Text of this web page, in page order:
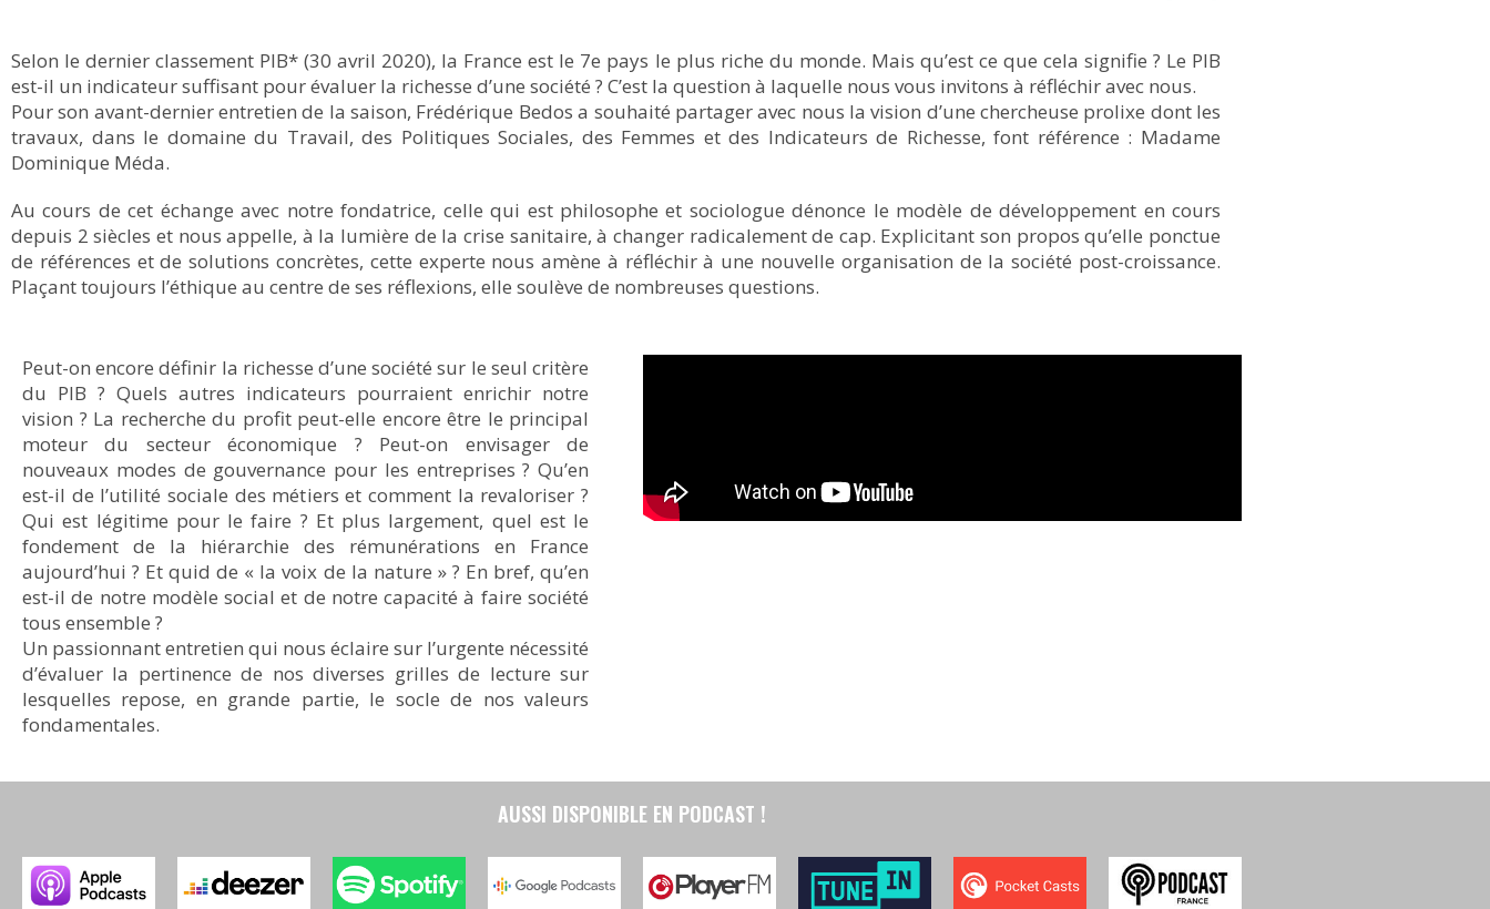
Selon le dernier classement PIB* (30 avril 2020), la France est le 7e pays le plus riche du monde. Mais qu’est ce que cela signifie ? Le PIB
est-il un indicateur suffisant pour évaluer la richesse d’une société ? C’est la question à laquelle nous vous invitons à réfléchir avec nous.
Pour son avant-dernier entretien de la saison, Frédérique Bedos a souhaité partager avec nous la vision d’une chercheuse prolixe dont les
travaux, dans le domaine du Travail, des Politiques Sociales, des Femmes et des Indicateurs de Richesse, font référence : Madame
Dominique Méda.
Au cours de cet échange avec notre fondatrice, celle qui est philosophe et sociologue dénonce le modèle de développement en cours
depuis 2 siècles et nous appelle, à la lumière de la crise sanitaire, à changer radicalement de cap. Explicitant son propos qu’elle ponctue
de références et de solutions concrètes, cette experte nous amène à réfléchir à une nouvelle organisation de la société post-croissance.
Plaçant toujours l’éthique au centre de ses réflexions, elle soulève de nombreuses questions.
Peut-on encore définir la richesse d’une société sur le seul critère
du PIB ? Quels autres indicateurs pourraient enrichir notre
vision ? La recherche du profit peut-elle encore être le principal
moteur du secteur économique ? Peut-on envisager de
nouveaux modes de gouvernance pour les entreprises ? Qu’en
est-il de l’utilité sociale des métiers et comment la revaloriser ?
Qui est légitime pour le faire ? Et plus largement, quel est le
fondement de la hiérarchie des rémunérations en France
aujourd’hui ? Et quid de « la voix de la nature » ? En bref, qu’en
est-il de notre modèle social et de notre capacité à faire société
tous ensemble ?
Un passionnant entretien qui nous éclaire sur l’urgente nécessité
d’évaluer la pertinence de nos diverses grilles de lecture sur
lesquelles repose, en grande partie, le socle de nos valeurs
fondamentales.
AUSSI DISPONIBLE EN PODCAST !